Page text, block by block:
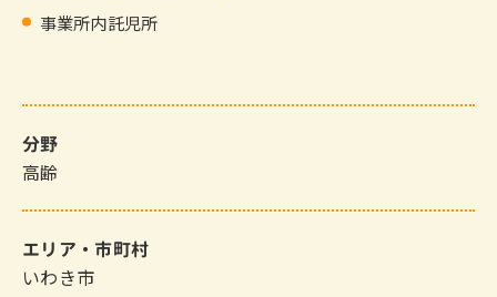
事業所内託児所
分野
高齢
エリア・市町村
いわき市